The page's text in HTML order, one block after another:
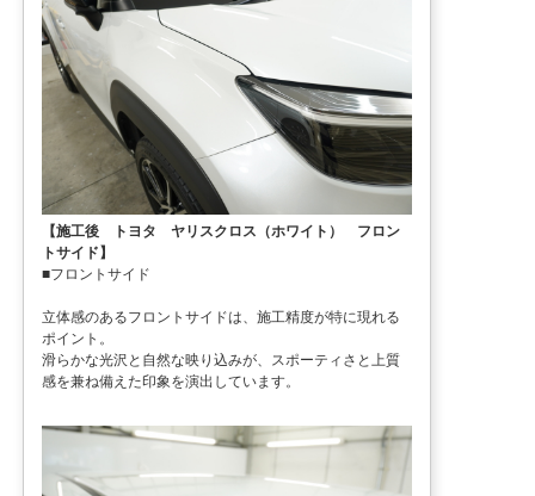
【施工後 トヨタ ヤリスクロス（ホワイト） フロン
トサイド】
■フロントサイド
立体感のあるフロントサイドは、施工精度が特に現れる
ポイント。
滑らかな光沢と自然な映り込みが、スポーティさと上質
感を兼ね備えた印象を演出しています。